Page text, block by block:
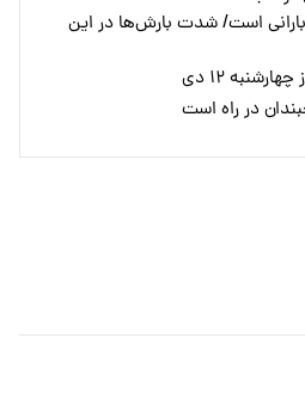
و بارانی است/ شدت بارش‌ها در این
۱۲ دی
در راه است